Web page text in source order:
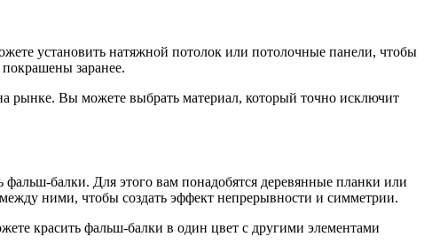
установить натяжной потолок или потолочные панели, чтобы
заранее.
рынке. Вы можете выбрать материал, который точно исключит
балки. Для этого вам понадобятся деревянные планки или
ними, чтобы создать эффект непрерывности и симметрии.
красить фальш-балки в один цвет с другими элементами